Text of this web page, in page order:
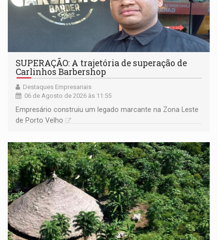
SUPERAÇÃO: A trajetória de superação de
Carlinhos Barbershop
Destaques Empresariais
06 de Agosto de 2026 às 11:55
Empresário construiu um legado marcante na Zona Leste
de Porto Velho